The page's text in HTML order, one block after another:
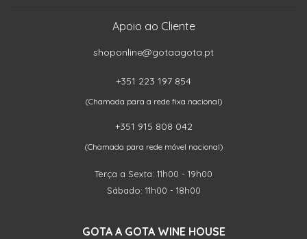
Apoio ao Cliente
shoponline@gotaagota.pt
+351 223 197 854
(Chamada para a rede fixa nacional)
+351 915 808 042
(Chamada para rede móvel nacional)
Terça a Sexta: 11h00 - 19h00
Sábado: 11h00 - 18h00
GOTA A GOTA WINE HOUSE